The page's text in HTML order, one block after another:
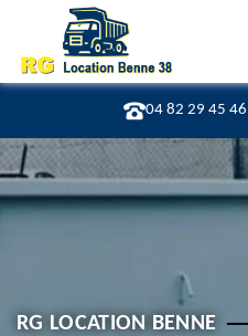
04 82 29 45 46
RG LOCATION BENNE